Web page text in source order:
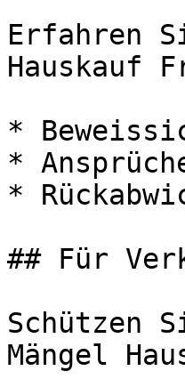
Erfahren
Hauskauf
*
*
*
## Für
Schützen
Mängel